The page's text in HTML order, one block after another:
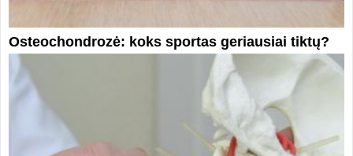
Osteochondrozė: koks sportas geriausiai tiktų?